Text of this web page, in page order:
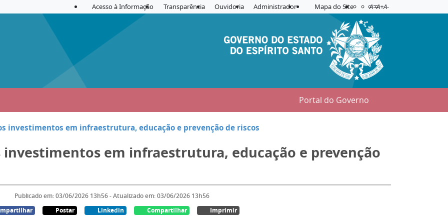
Acesso à Informação Transparência Ouvidoria Administrador Mapa do Site Acessibilidade
Aplicar contraste
A=A+A-
Portal do Governo
investimentos em infraestrutura, educação e prevenção de riscos
em infraestrutura, educação e prevenção
Publicado em: 03/06/2026 13h56 - Atualizado em: 03/06/2026 13h56
Postar Linkedin Compartilhar Imprimir